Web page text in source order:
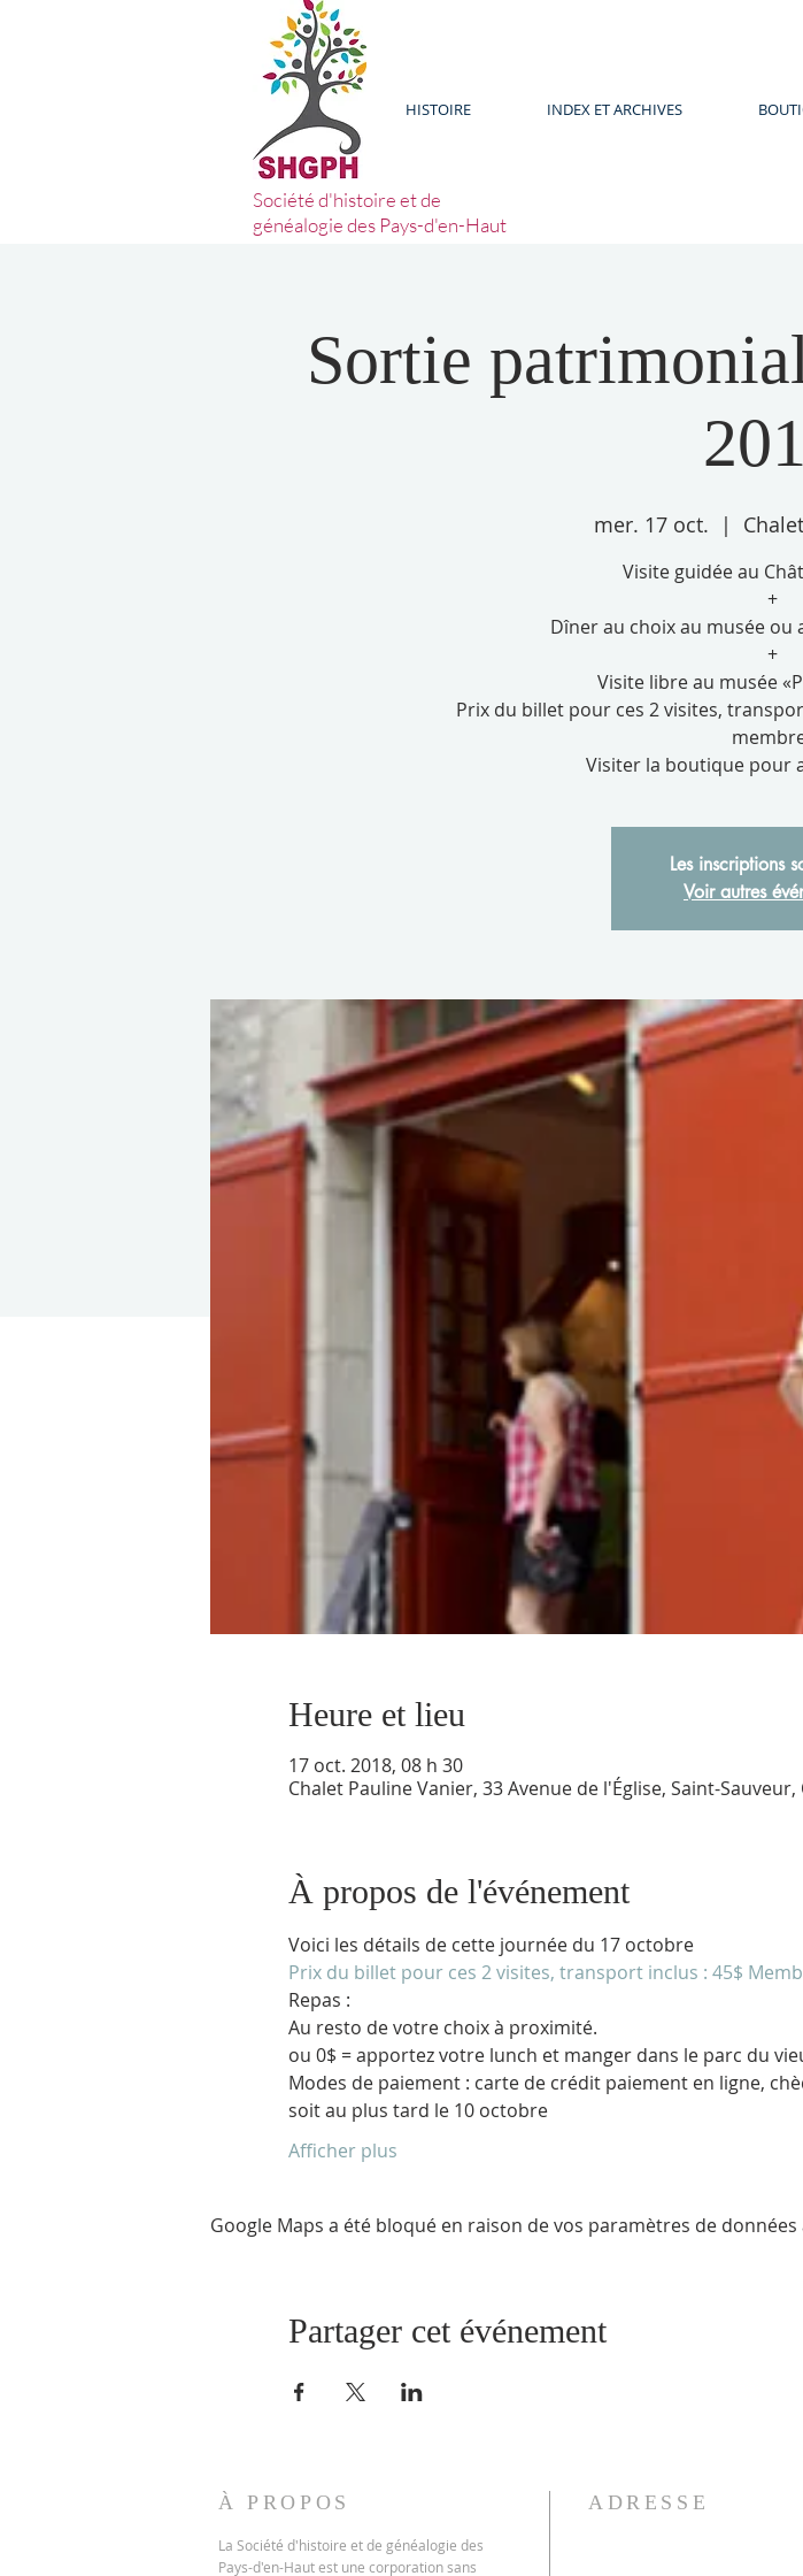
HISTOIRE INDEX ET ARCHIVES
Société d'histoire et de
généalogie des Pays-d'en-Haut
Sortie
mer. 17 oct.
  |
Visite guidée au
+
Dîner au choix au musée
+
Visite libre au musée
Prix du billet pour ces 2 visites,
Visiter la boutique pour
Les inscriptions
Voir autres
Heure et lieu
17 oct. 2018, 08 h 30
Chalet Pauline Vanier, 33 Avenue de l'Église, Saint-Sauveur,
À propos de l'événement
Voici les détails de cette journée du 17 octobre
Modes de paiement : carte de crédit paiement en ligne,
soit au plus tard le 10 octobre
Afficher plus
Google Maps a été bloqué en raison de vos paramètres de
Partager cet événement
À PROPOS
La Société d'histoire et de généalogie des
Pays-d'en-Haut est une corporation sans
ADRESSE